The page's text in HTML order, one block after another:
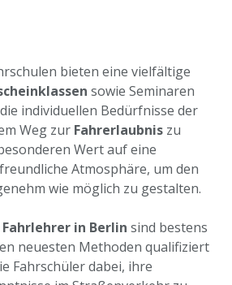
bieten eine vielfältige
sowie Seminaren
individuellen Bedürfnisse der
Weg zur Fahrerlaubnis zu
Wert auf eine
Atmosphäre, um den
wie möglich zu gestalten.
Fahrlehrer in Berlin sind bestens
neuesten Methoden qualifiziert
Fahrschüler dabei, ihre